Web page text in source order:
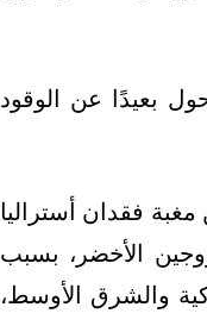
بعيدًا عن الوقود
فقدان أستراليا
الأخضر، بسبب
والشرق الأوسط،